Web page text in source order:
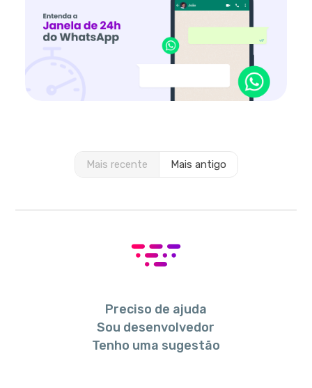
Mais recente Mais antigo
Preciso de ajuda
Sou desenvolvedor
Tenho uma sugestão